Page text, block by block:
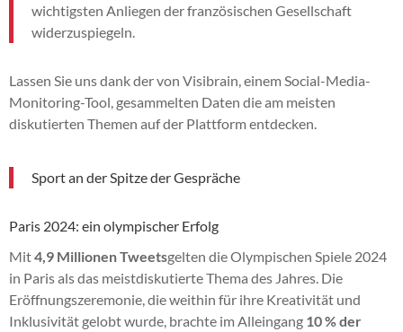
wichtigsten Anliegen der französischen Gesellschaft
widerzuspiegeln.
Lassen Sie uns dank der von Visibrain, einem Social-Media-
Monitoring-Tool, gesammelten Daten die am meisten
diskutierten Themen auf der Plattform entdecken.
Sport an der Spitze der Gespräche
Paris 2024: ein olympischer Erfolg
Mit4,9 Millionen Tweetsgelten die Olympischen Spiele 2024
in Paris als das meistdiskutierte Thema des Jahres. Die
Eröffnungszeremonie, die weithin für ihre Kreativität und
Inklusivität gelobt wurde, brachte im Alleingang 10 % der